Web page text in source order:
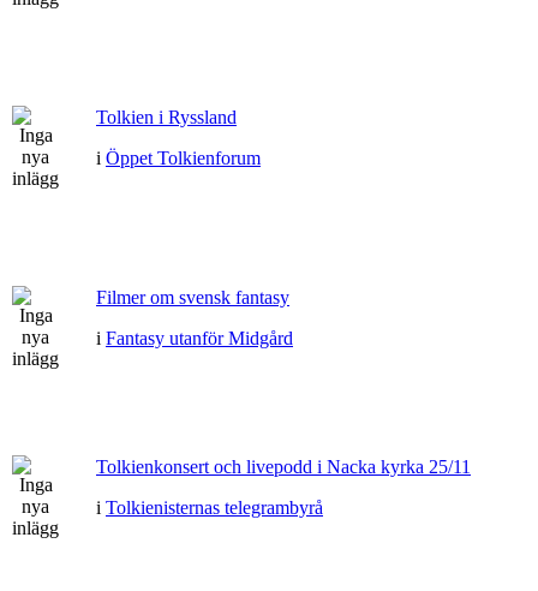
Tolkien i Ryssland
i Öppet Tolkienforum
Filmer om svensk fantasy
i Fantasy utanför Midgård
Tolkienkonsert och livepodd i Nacka kyrka 25/11
i Tolkienisternas telegrambyrå